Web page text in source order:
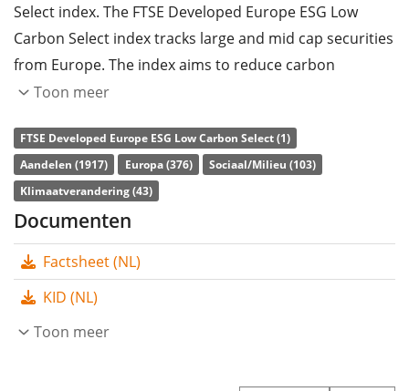
Select index. The FTSE Developed Europe ESG Low
Carbon Select index tracks large and mid cap securities
from Europe. The index aims to reduce carbon
emissions and fossil fuel consumption by 50 percent
and governance) rating by 20 percent, compared to its
parent index (FTSE Developed Europe index). Excluded
sectors and companies: weapons, thermal coal,
tobacco, nuclear power, non-compliance with UN
Global Compact.
The ETF'sTER
is the only ETF that tracks the FTSE Developed Europe
Toon meer
FTSE Developed Europe ESG Low Carbon Select (1)
Aandelen (1917)
Europa (376)
Sociaal/Milieu (103)
Klimaatverandering (43)
Documenten
Factsheet (NL)
KID (NL)
Toon meer